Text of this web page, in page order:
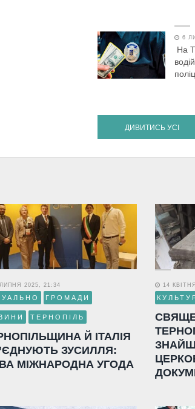
6
На
ДИВИТИСЬ УСІ
2025, 21:34
ГРОМАДИ
ТЕРНОПІЛЬ
Й ІТАЛІЯ
ЗУСИЛЛЯ:
МІЖНАРОДНА УГОДА
14